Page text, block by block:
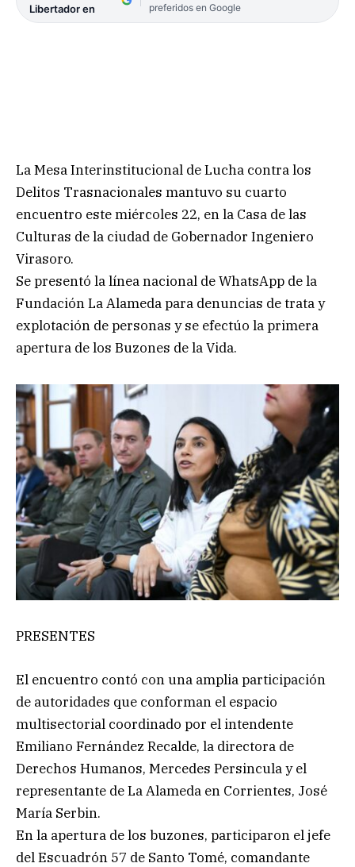
Libertador en
preferidos en Google
La Mesa Interinstitucional de Lucha contra los
Delitos Trasnacionales mantuvo su cuarto
encuentro este miércoles 22, en la Casa de las
Culturas de la ciudad de Gobernador Ingeniero
Virasoro.
Se presentó la línea nacional de WhatsApp de la
Fundación La Alameda para denuncias de trata y
explotación de personas y se efectúo la primera
apertura de los Buzones de la Vida.
PRESENTES
El encuentro contó con una amplia participación
de autoridades que conforman el espacio
multisectorial coordinado por el intendente
Emiliano Fernández Recalde, la directora de
Derechos Humanos, Mercedes Persincula y el
representante de La Alameda en Corrientes, José
María Serbin.
En la apertura de los buzones, participaron el jefe
del Escuadrón 57 de Santo Tomé, comandante